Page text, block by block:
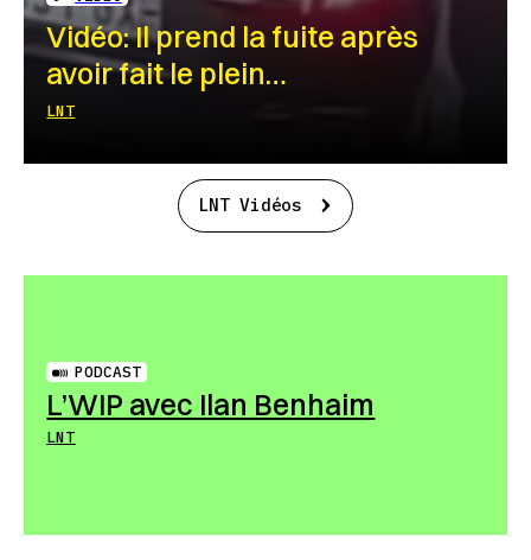
Vidéo: Il prend la fuite après
avoir fait le plein…
LNT
LNT Vidéos
PODCAST
L’WIP avec Ilan Benhaim
LNT